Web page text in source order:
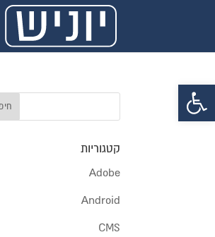
פתח סרגל נגישות
קטגוריות
Adobe
Android
CMS